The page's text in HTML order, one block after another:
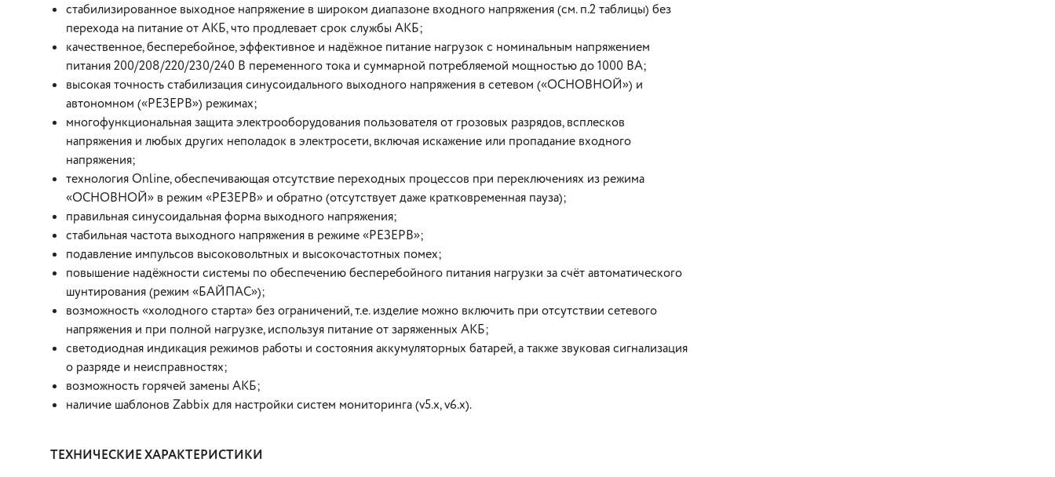
стабилизированное выходное напряжение в широком диапазоне входного напряжения (см. п.2 таблицы) без
перехода на питание от АКБ, что продлевает срок службы АКБ;
качественное, бесперебойное, эффективное и надёжное питание нагрузок с номинальным напряжением
питания 200/208/220/230/240 В переменного тока и суммарной потребляемой мощностью до 1000 ВА;
высокая точность стабилизация синусоидального выходного напряжения в сетевом («ОСНОВНОЙ») и
автономном («РЕЗЕРВ») режимах;
многофункциональная защита электрооборудования пользователя от грозовых разрядов, всплесков
напряжения и любых других неполадок в электросети, включая искажение или пропадание входного
напряжения;
технология Online, обеспечивающая отсутствие переходных процессов при переключениях из режима
«ОСНОВНОЙ» в режим «РЕЗЕРВ» и обратно (отсутствует даже кратковременная пауза);
правильная синусоидальная форма выходного напряжения;
стабильная частота выходного напряжения в режиме «РЕЗЕРВ»;
подавление импульсов высоковольтных и высокочастотных помех;
повышение надёжности системы по обеспечению бесперебойного питания нагрузки за счёт автоматического
шунтирования (режим «БАЙПАС»);
возможность «холодного старта» без ограничений, т.е. изделие можно включить при отсутствии сетевого
напряжения и при полной нагрузке, используя питание от заряженных АКБ;
светодиодная индикация режимов работы и состояния аккумуляторных батарей, а также звуковая сигнализация
о разряде и неисправностях;
возможность горячей замены АКБ;
наличие шаблонов Zabbix для настройки систем мониторинга (v5.x, v6.x).
ТЕХНИЧЕСКИЕ ХАРАКТЕРИСТИКИ